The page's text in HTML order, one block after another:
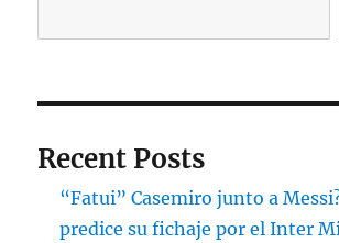
Recent Posts
“Fatui” Casemiro junto a
predice su fichaje por el Inter